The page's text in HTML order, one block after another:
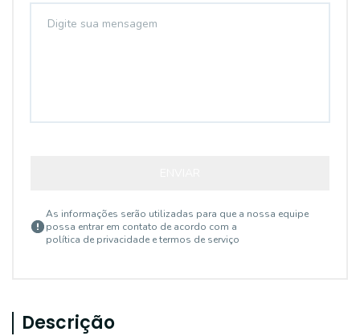
As informações serão utilizadas para que a nossa equipe
possa entrar em contato de acordo com a
política de privacidade e termos de serviço
Descrição